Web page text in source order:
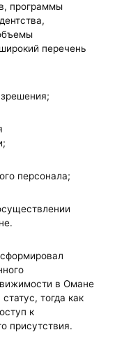
программы
перечень
персонала;
в Омане
тогда как
к
присутствия.